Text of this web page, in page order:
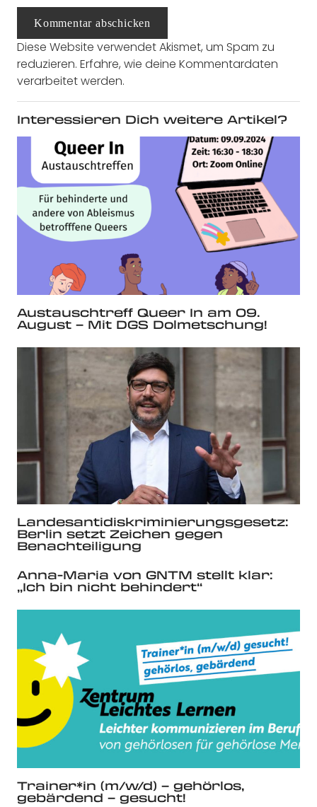
Kommentar abschicken
Diese Website verwendet Akismet, um Spam zu
reduzieren. Erfahre, wie deine Kommentardaten
verarbeitet werden.
Interessieren Dich weitere Artikel?
Austauschtreff Queer In am 09.
August – Mit DGS Dolmetschung!
Landesantidiskriminierungsgesetz:
Berlin setzt Zeichen gegen
Benachteiligung
Anna-Maria von GNTM stellt klar:
„Ich bin nicht behindert“
Trainer*in (m/w/d) – gehörlos,
gebärdend – gesucht!